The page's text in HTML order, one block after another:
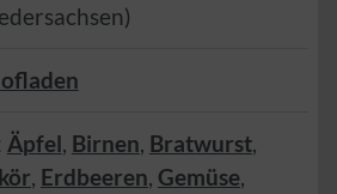
)
Äpfel, Birnen, Bratwurst,
, Erdbeeren, Gemüse,